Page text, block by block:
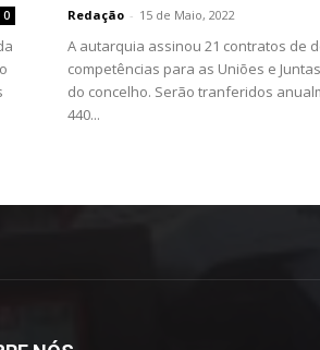
0 Redação - 15 de Maio, 2022
A autarquia assinou 21 contratos de
competências para as Uniões e
do concelho. Serão tranferidos
440...